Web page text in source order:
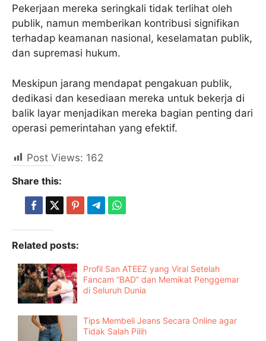
Pekerjaan mereka seringkali tidak terlihat oleh
publik, namun memberikan kontribusi signifikan
terhadap keamanan nasional, keselamatan publik,
dan supremasi hukum.
Meskipun jarang mendapat pengakuan publik,
dedikasi dan kesediaan mereka untuk bekerja di
balik layar menjadikan mereka bagian penting dari
operasi pemerintahan yang efektif.
Post Views: 162
Share this:
Related posts:
Profil San ATEEZ yang Viral Setelah
Fancam “BAD” dan Memikat Penggemar
di Seluruh Dunia
Tips Membeli Jeans Secara Online agar
Tidak Salah Pilih